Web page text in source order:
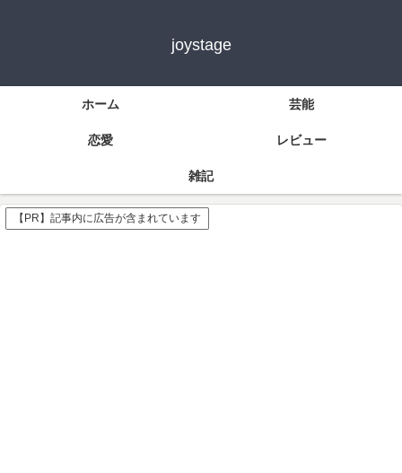
joystage
ホーム 芸能
恋愛 レビュー
雑記
【PR】記事内に広告が含まれています